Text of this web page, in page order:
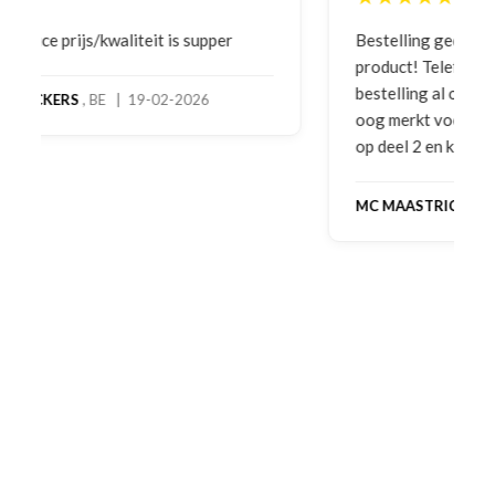
Bestelling gedaan vanwege goede prijzen en
product! Telefonisch contact gehad en 1e deel
bestelling al ontvangen met gifts, waardoor je
oog merkt voor echte service. Nu nog wachten